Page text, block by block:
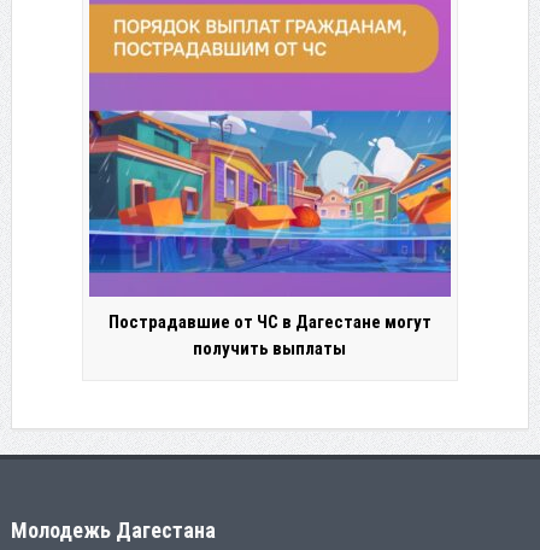
Пострадавшие от ЧС в Дагестане могут
получить выплаты
Молодежь Дагестана